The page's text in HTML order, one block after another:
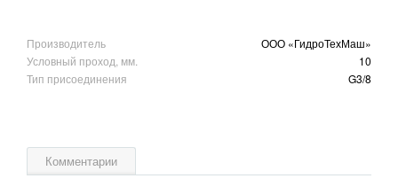
Производитель
ООО «ГидроТехМаш»
Условный проход, мм.
10
Тип присоединения
G3/8
Комментарии